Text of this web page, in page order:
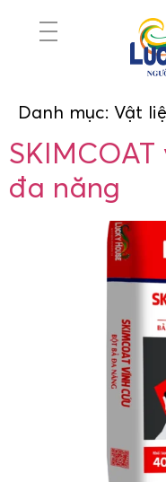
Danh mục: Vật
đa năng